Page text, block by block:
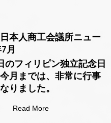
本人商工会議所ニュー
月
のフィリピン独立記念日
月までは、非常に行事
りました。
Read More